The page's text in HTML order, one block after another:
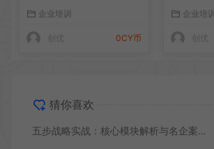
企业培训
0CY币
企业培训
猜你喜欢
五步战略实战：核心模块解析与名企案例，驱动企业个人双增长